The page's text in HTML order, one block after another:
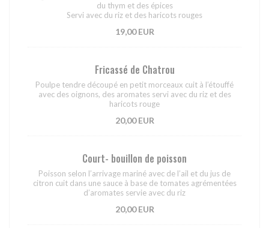
du thym et des épices
Servi avec du riz et des haricots rouges
19,00 EUR
Fricassé de Chatrou
Poulpe tendre découpé en petit morceaux cuit à l’étouffé
avec des oignons, des aromates servi avec du riz et des
haricots rouge
20,00 EUR
Court- bouillon de poisson
Poisson selon l’arrivage mariné avec de l’ail et du jus de
citron cuit dans une sauce à base de tomates agrémentées
d’aromates servie avec du riz
20,00 EUR